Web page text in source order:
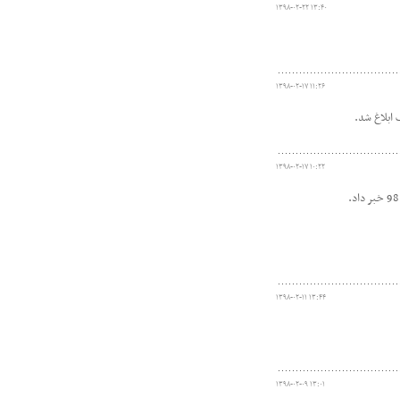
۱۳۹۸-۰۲-۲۲ ۱۳:۴۰
۱۳۹۸-۰۲-۱۷ ۱۱:۲۶
شد.
۱۳۹۸-۰۲-۱۷ ۱۰:۲۲
۱۳۹۸-۰۲-۱۱ ۱۳:۴۴
۱۳۹۸-۰۲-۰۹ ۱۳:۰۱